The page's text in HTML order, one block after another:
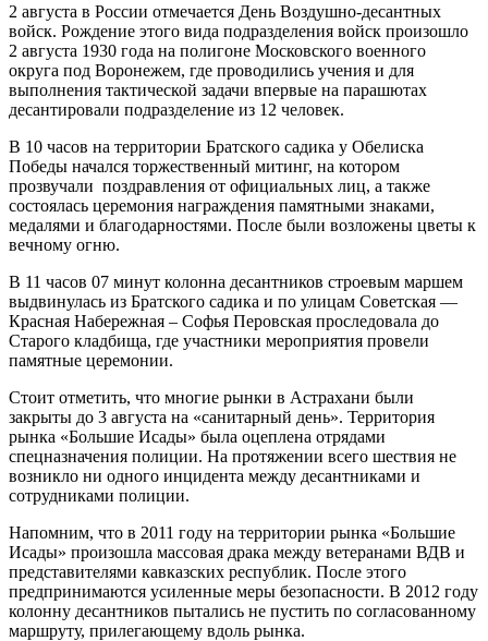
2 августа в России отмечается День Воздушно-десантных
войск. Рождение этого вида подразделения войск произошло
2 августа 1930 года на полигоне Московского военного
округа под Воронежем, где проводились учения и для
выполнения тактической задачи впервые на парашютах
десантировали подразделение из 12 человек.
В 10 часов на территории Братского садика у Обелиска
Победы начался торжественный митинг, на котором
прозвучали поздравления от официальных лиц, а также
состоялась церемония награждения памятными знаками,
медалями и благодарностями. После были возложены цветы к
вечному огню.
В 11 часов 07 минут колонна десантников строевым маршем
выдвинулась из Братского садика и по улицам Советская —
Красная Набережная – Софья Перовская проследовала до
Старого кладбища, где участники мероприятия провели
памятные церемонии.
Стоит отметить, что многие рынки в Астрахани были
закрыты до 3 августа на «санитарный день». Территория
рынка «Большие Исады» была оцеплена отрядами
спецназначения полиции. На протяжении всего шествия не
возникло ни одного инцидента между десантниками и
сотрудниками полиции.
Напомним, что в 2011 году на территории рынка «Большие
Исады» произошла массовая драка между ветеранами ВДВ и
представителями кавказских республик. После этого
предпринимаются усиленные меры безопасности. В 2012 году
колонну десантников пытались не пустить по согласованному
маршруту, прилегающему вдоль рынка.